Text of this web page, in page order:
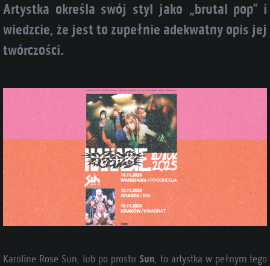
Artystka określa swój styl jako „brutal pop” i
wiedzcie, że jest to zupełnie adekwatny opis jej
twórczości.
Karoline Rose Sun, lub po prostu Sun, to artystka w pełnym tego